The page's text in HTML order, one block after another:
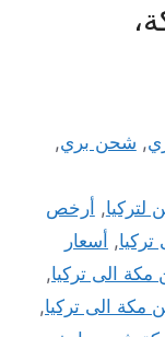
, شحن بري,
, أرخص
, أسعار
الى تركيا,
الى تركيا,